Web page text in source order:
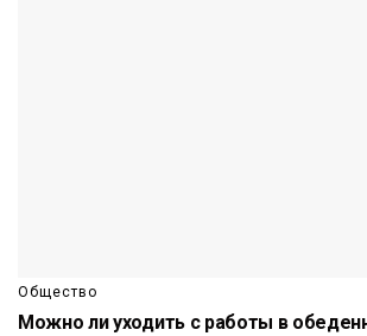
Общество
Можно ли уходить с работы в